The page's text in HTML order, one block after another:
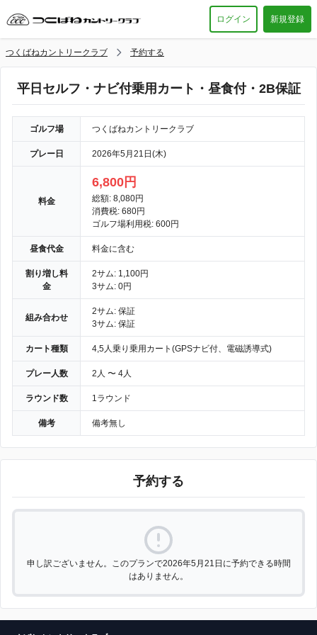
ログイン 新規登録
つくばねカントリークラブ 予約する
平日セルフ・ナビ付乗用カート・昼食付・2B保証
ゴルフ場 つくばねカントリークラブ
プレー日 2026年5月21日(木)
料金
6,800円
総額: 8,080円
消費税: 680円
ゴルフ場利用税: 600円
昼食代金 料金に含む
割り増し料
金
2サム: 1,100円
3サム: 0円
組み合わせ
2サム: 保証
3サム: 保証
カート種類 4,5人乗り乗用カート(GPSナビ付、電磁誘導式)
プレー人数 2人 〜 4人
ラウンド数 1ラウンド
備考 備考無し
予約する
申し訳ございません。このプランで2026年5月21日に予約できる時間
はありません。